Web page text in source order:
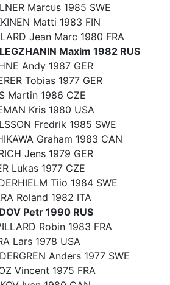
Marcus 1985 SWE
Matti 1983 FIN
Jean Marc 1980 FRA
Maxim 1982 RUS
Andy 1987 GER
Tobias 1977 GER
Martin 1986 CZE
Kris 1980 USA
Fredrik 1985 SWE
Graham 1983 CAN
Jens 1979 GER
Lukas 1977 CZE
Tiio 1984 SWE
Roland 1982 ITA
Petr 1990 RUS
Robin 1983 FRA
Lars 1978 USA
Anders 1977 SWE
Vincent 1975 FRA